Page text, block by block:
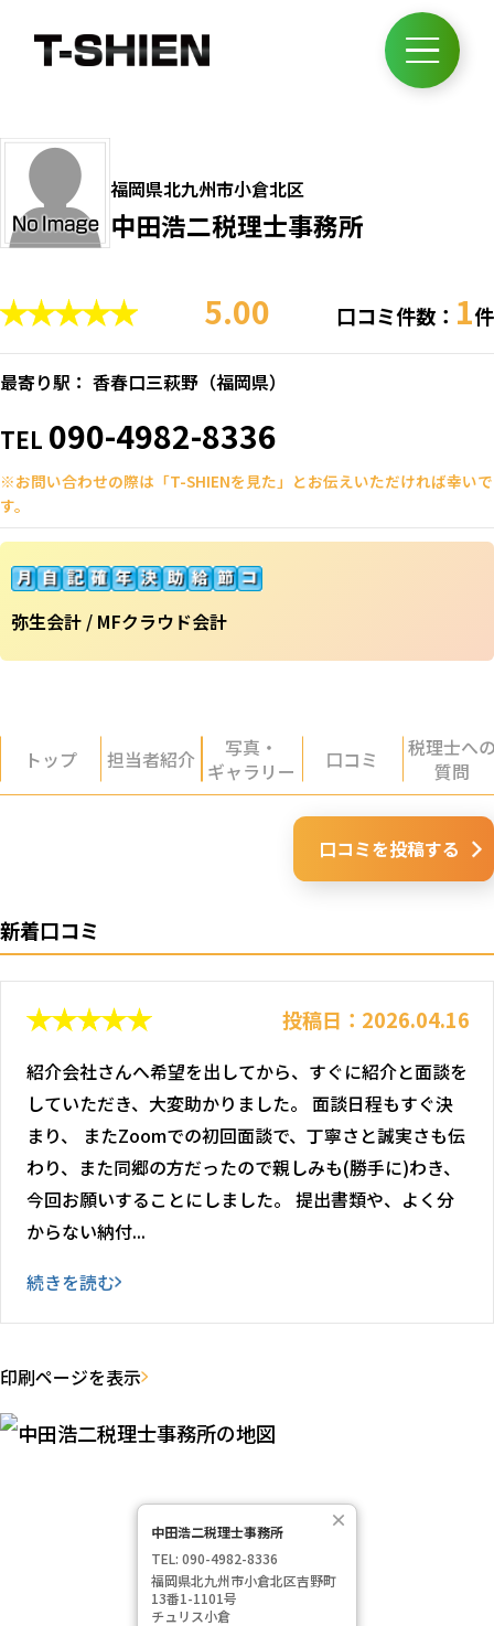
福岡県北九州市小倉北区
中田浩二税理士事務所
5.00 口コミ件数： 1件
最寄り駅： 香春口三萩野（福岡県）
TEL 090-4982-8336
※お問い合わせの際は「T-SHIENを見た」とお伝えいただければ幸いで
す。
弥生会計 / MFクラウド会計
トップ 担当者紹介
写真・
ギャラリー
口コミ
税理士へ
質問
口コミを投稿する
新着口コミ
投稿日：2026.04.16
紹介会社さんへ希望を出してから、すぐに紹介と面談を
していただき、大変助かりました。 面談日程もすぐ決
まり、 またZoomでの初回面談で、丁寧さと誠実さも伝
わり、また同郷の方だったので親しみも(勝手に)わき、
今回お願いすることにしました。 提出書類や、よく分
からない納付...
続きを読む
印刷ページを表示
×
中田浩二税理士事務所
TEL: 090-4982-8336
福岡県北九州市小倉北区吉野町
13番1-1101号
チュリス小倉